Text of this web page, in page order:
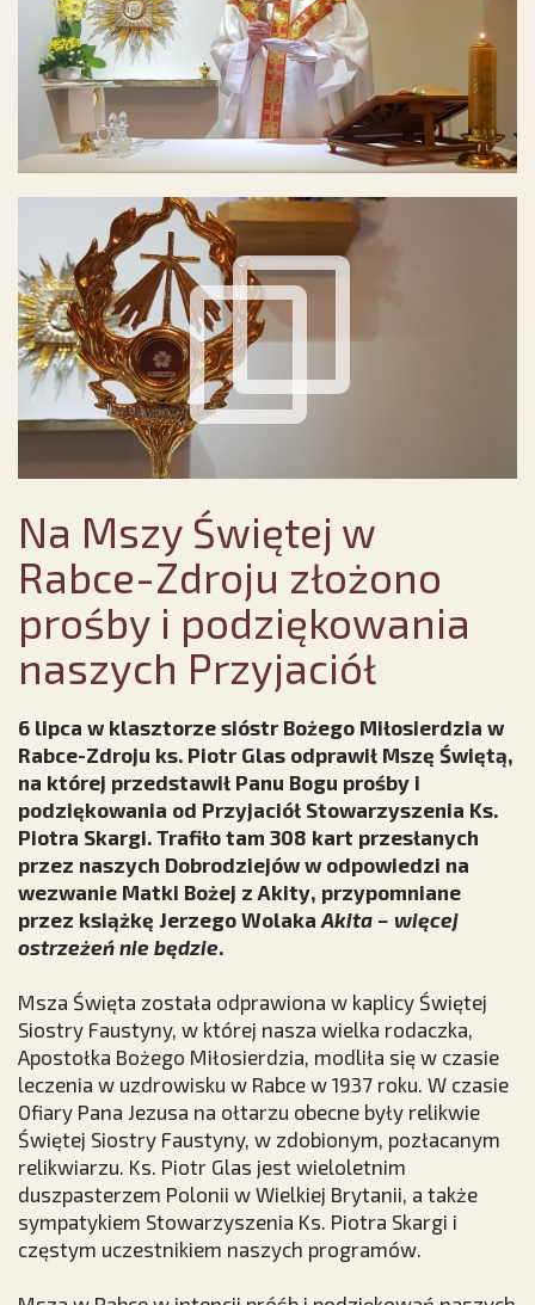
Na Mszy Świętej w
Rabce-Zdroju złożono
prośby i podziękowania
naszych Przyjaciół
6 lipca w klasztorze sióstr Bożego Miłosierdzia w
Rabce-Zdroju ks. Piotr Glas odprawił Mszę Świętą,
na której przedstawił Panu Bogu prośby i
podziękowania od Przyjaciół Stowarzyszenia Ks.
Piotra Skargi. Trafiło tam 308 kart przesłanych
przez naszych Dobrodziejów w odpowiedzi na
wezwanie Matki Bożej z Akity, przypomniane
przez książkę Jerzego Wolaka Akita – więcej
ostrzeżeń nie będzie.
Msza Święta została odprawiona w kaplicy Świętej
Siostry Faustyny, w której nasza wielka rodaczka,
Apostołka Bożego Miłosierdzia, modliła się w czasie
leczenia w uzdrowisku w Rabce w 1937 roku. W czasie
Ofiary Pana Jezusa na ołtarzu obecne były relikwie
Świętej Siostry Faustyny, w zdobionym, pozłacanym
relikwiarzu. Ks. Piotr Glas jest wieloletnim
duszpasterzem Polonii w Wielkiej Brytanii, a także
sympatykiem Stowarzyszenia Ks. Piotra Skargi i
częstym uczestnikiem naszych programów.